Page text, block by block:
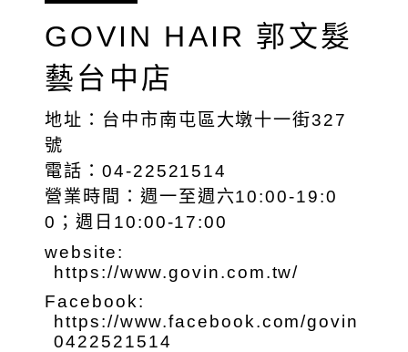
GOVIN HAIR 郭文髮
藝台中店
地址：台中市南屯區大墩十一街327
號
電話：04-22521514
營業時間：週一至週六10:00-19:0
0；週日10:00-17:00
website:
https://www.govin.com.tw/
Facebook:
https://www.facebook.com/govin
0422521514